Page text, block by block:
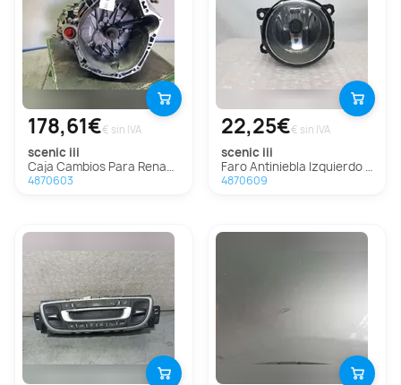
178,61€€ sin IVA
scenic iii
Caja Cambios Para Renault Scenic Iii
4870603
22,25€€ sin IVA
scenic iii
Faro Antiniebla Izquierdo Para Renault Scenic Iii
4870609